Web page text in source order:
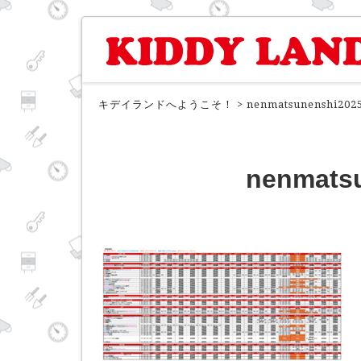
キデイランドへようこそ！ >